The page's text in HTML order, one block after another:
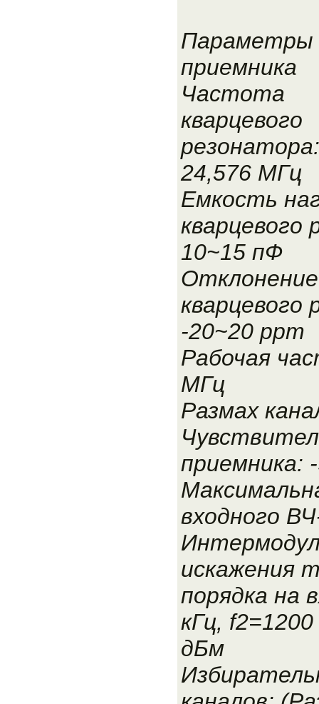
Параметры
приемника
Частота
кварцевого
резонатора:
24,576 МГц
Емкость
кварцевого
10~15 пФ
кварцевого
-20~20 ppm
Рабочая
МГц
Размах
приемника:
входного
искажения
порядка на
кГц,
дБм